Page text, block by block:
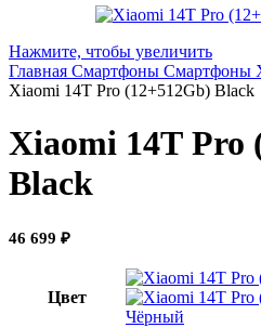
Нажмите, чтобы увеличить
Главная Смартфоны Смартфоны
Xiaomi 14Т Pro (12+512Gb) Black
Xiaomi 14Т Pro
Black
46 699 ₽
Цвет
Чёрный